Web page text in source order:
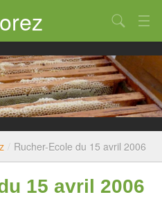
/ Rucher-Ecole du 15 avril 2006
15 avril 2006